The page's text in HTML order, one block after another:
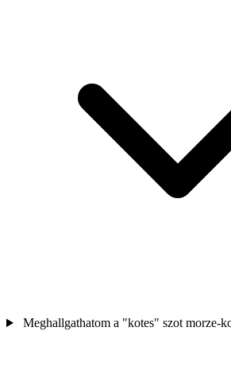
Meghallgathatom a "kotes" szot morze-